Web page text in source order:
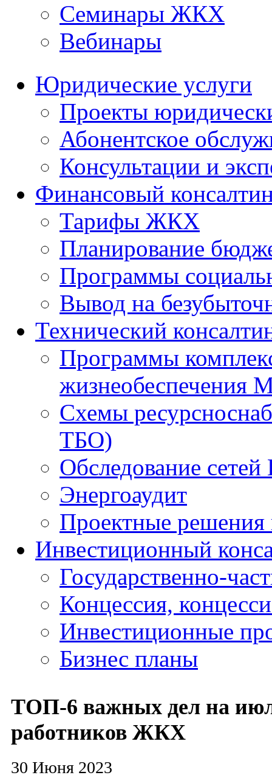
Семинары ЖКХ
Вебинары
Юридические услуги
Проекты
Абонентское
Консультации и
Финансовый
Тарифы ЖКХ
Планирование
Программы
Вывод на
Технический
Программы
жизнеобеспечения
Схемы
ТБО)
Обследование
Энергоаудит
Проектные решения
Инвестиционный
Государственно-
Концессия,
Инвестиционные
Бизнес планы
ТОП-6 важных дел на
работников ЖКХ
30 Июня 2023